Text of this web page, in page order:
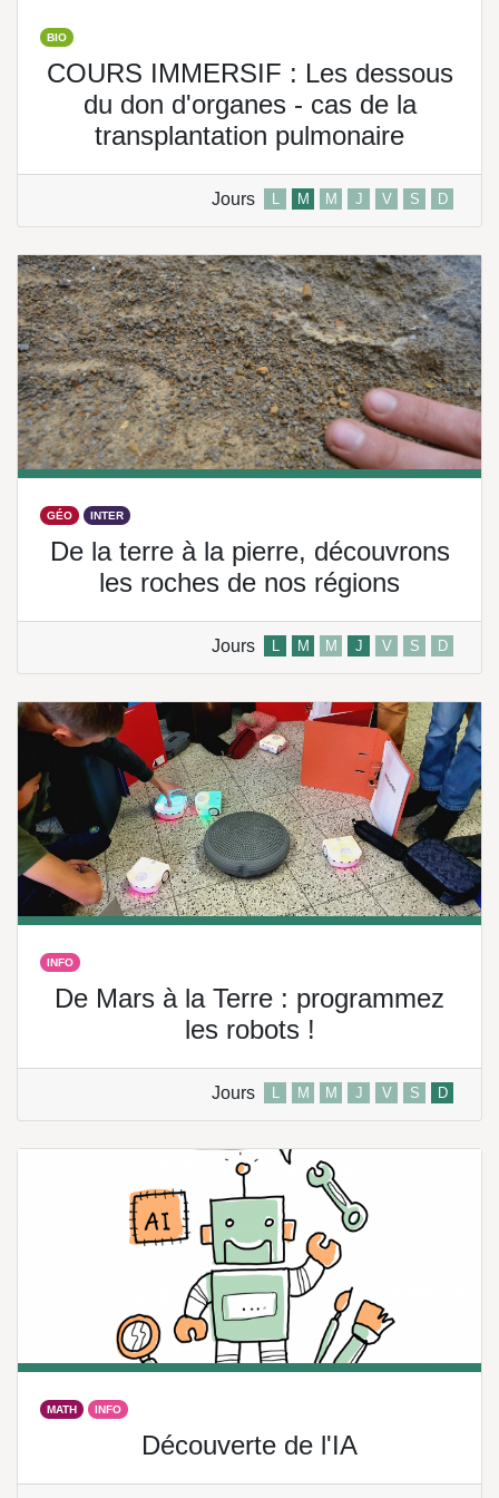
BIO
COURS IMMERSIF : Les dessous
du don d'organes - cas de la
transplantation pulmonaire
Jours L M M J V S D
GÉO INTER
De la terre à la pierre, découvrons
les roches de nos régions
Jours L M M J V S D
INFO
De Mars à la Terre : programmez
les robots !
Jours L M M J V S D
MATH INFO
Découverte de l'IA